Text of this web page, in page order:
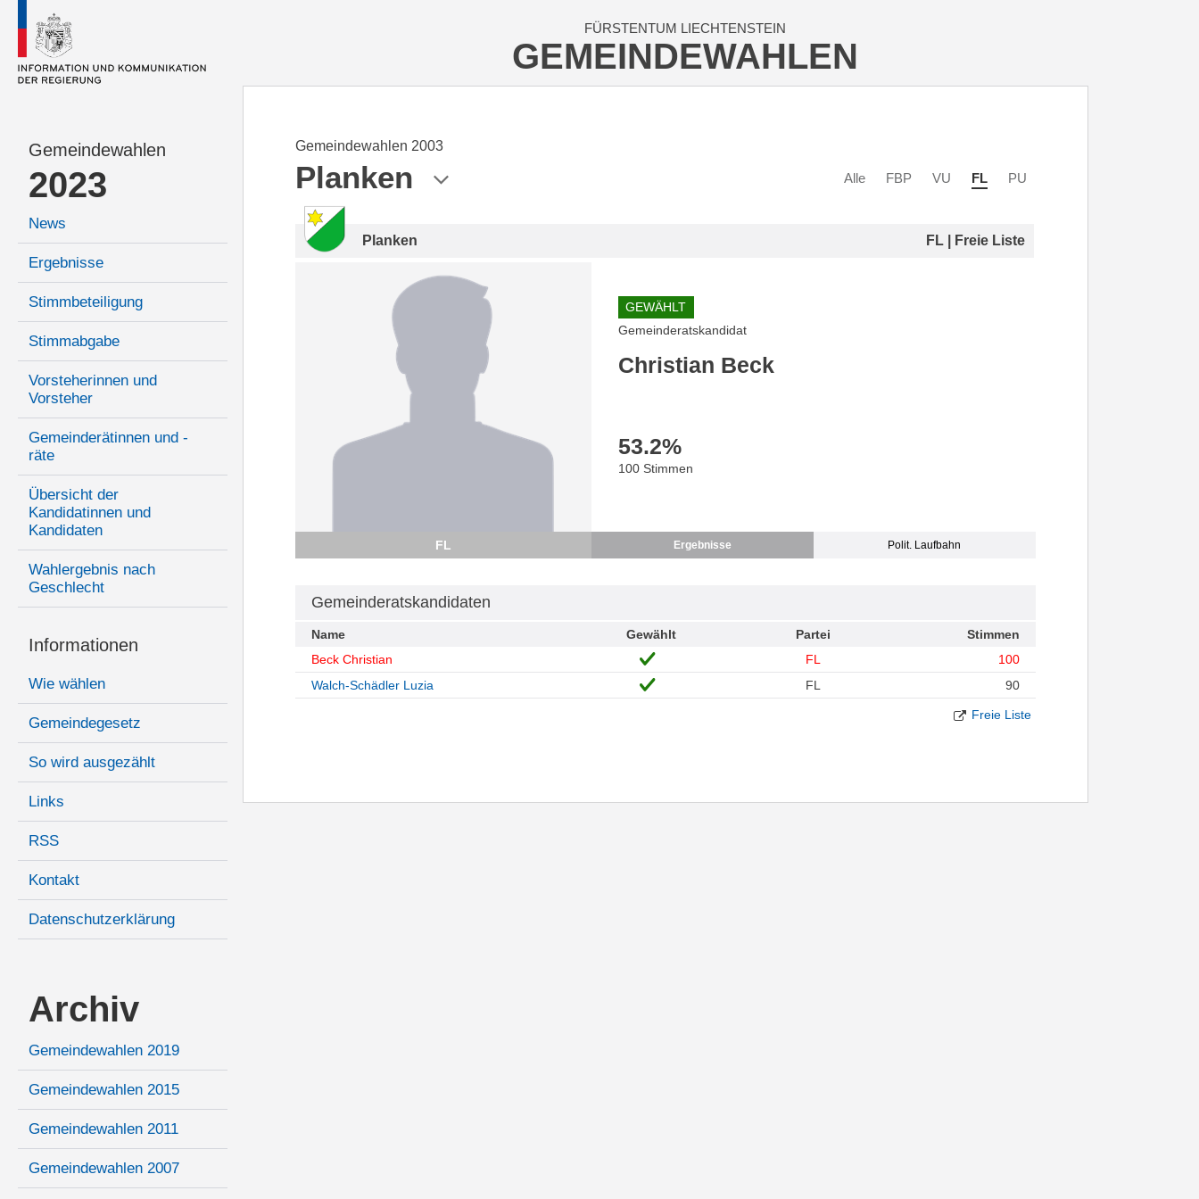
FÜRSTENTUM LIECHTENSTEIN
GEMEINDEWAHLEN
Gemeindewahlen
2023
News
Ergebnisse
Stimmbeteiligung
Stimmabgabe
Vorsteherinnen und
Vorsteher
Gemeinderätinnen und -
räte
Übersicht der
Kandidatinnen und
Kandidaten
Wahlergebnis nach
Geschlecht
Informationen
Wie wählen
Gemeindegesetz
So wird ausgezählt
Links
RSS
Kontakt
Datenschutzerklärung
Archiv
Gemeindewahlen 2019
Gemeindewahlen 2015
Gemeindewahlen 2011
Gemeindewahlen 2007
Gemeindewahlen 2003
Planken Alle FBP VU FL PU
Planken FL | Freie Liste
FL
GEWÄHLT
Gemeinderatskandidat
Christian Beck
53.2%
100 Stimmen
Ergebnisse Polit. Laufbahn
Gemeinderatskandidaten
Name Gewählt Partei
Stimmen
Beck Christian
FL
100
Walch-Schädler Luzia
FL 90
Freie Liste